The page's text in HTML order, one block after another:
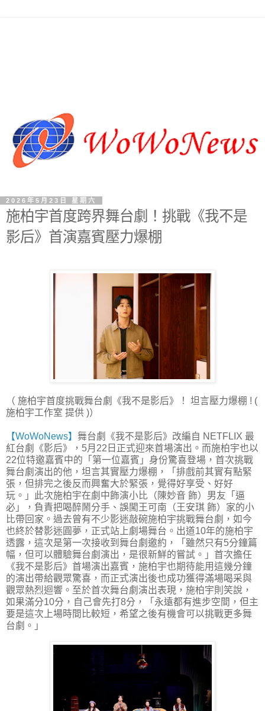
2026年5月23日 星期六
施柏宇首度跨界舞台劇！挑戰《我不是
影后》首演嘉賓壓力爆棚
（ 施柏宇首度挑戰舞台劇《我不是影后》！ 坦言壓力爆棚 ! (
施柏宇工作室 提供 )）
【WoWoNews】 舞台劇《我不是影后》改編自 NETFLIX 最
紅台劇《影后》，5月22日正式迎來首場演出。而施柏宇也以
22位特邀嘉賓中的「第一位嘉賓」身份驚喜登場，首次挑戰
舞台劇演出的他，坦言其實壓力爆棚，「排戲前其實有點緊
張，但排完之後反而興奮大於緊張，覺得好享受、好好
玩。」此次施柏宇在劇中飾演小比（陳妙音 飾）男友「逼
必」，負責把喝醉鬧分手、誤闖王可南（王安琪 飾）家的小
比帶回家。過去曾有不少影迷敲碗施柏宇挑戰舞台劇，如今
也終於替影迷圓夢，正式站上劇場舞台。出道10年的施柏宇
透露，這次是第一次接收到舞台劇邀約，「雖然只有5分鐘篇
幅，但可以體驗舞台劇演出，是很新鮮的嘗試。」首次擔任
《我不是影后》首場演出嘉賓，施柏宇也期待能用這幾分鐘
的演出帶給觀眾驚喜，而正式演出後也成功獲得滿場喝采與
觀眾熱烈迴響。至於首次舞台劇演出表現，施柏宇則笑說，
如果滿分10分，自己會先打8分，「永遠都有進步空間，但主
要是這次上場時間比較短，希望之後有機會可以挑戰更多舞
台劇。」